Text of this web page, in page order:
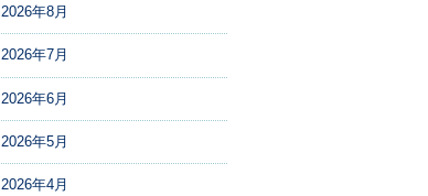
2026年8月
2026年7月
2026年6月
2026年5月
2026年4月